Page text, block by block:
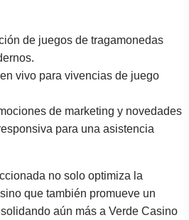
de juegos de tragamonedas
vivo para vivencias de juego
de marketing y novedades
para una asistencia
no solo optimiza la
que también promueve un
aún más a Verde Casino